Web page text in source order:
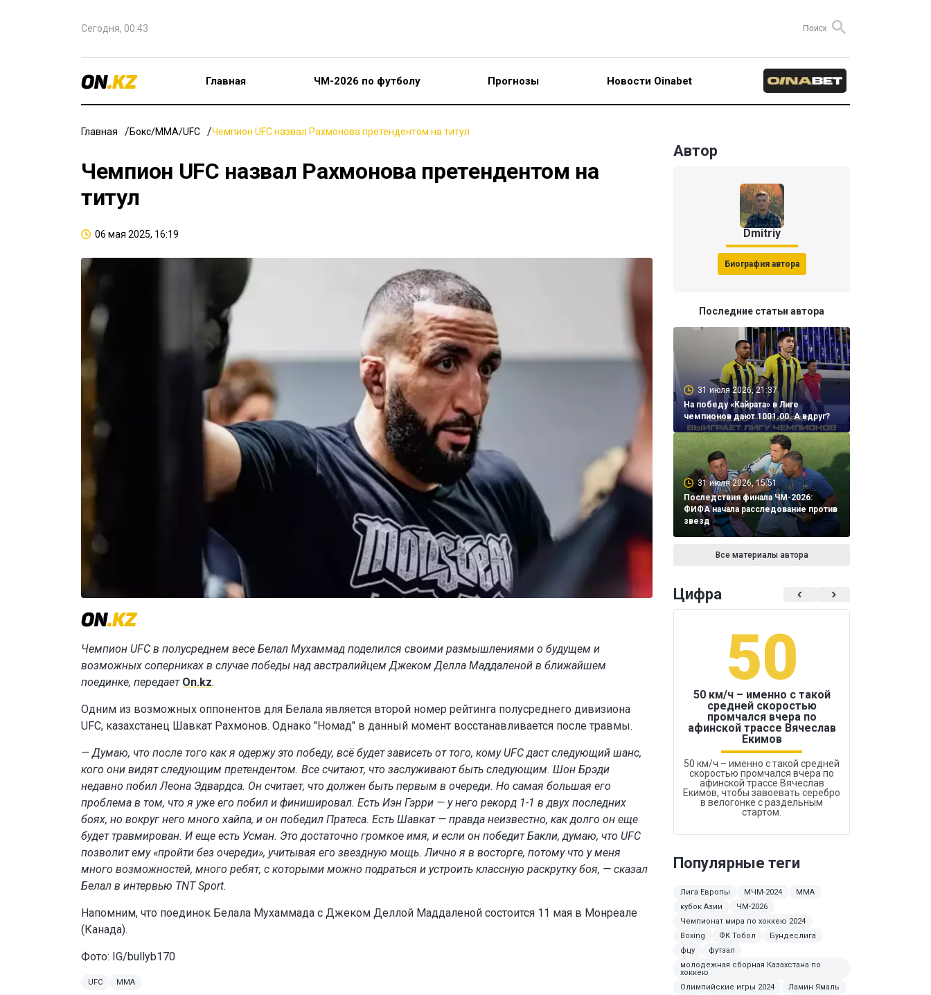
Сегодня, 00:43
Главная ЧМ-2026 по футболу Прогнозы Новости Oinabet
Главная Бокс/ММА/UFC Чемпион UFC назвал Рахмонова претендентом на титул
Чемпион UFC назвал Рахмонова претендентом на
титул
06 мая 2025, 16:19
Чемпион UFC в полусреднем весе Белал Мухаммад поделился своими размышлениями о будущем и
возможных соперниках в случае победы над австралийцем Джеком Делла Маддаленой в ближайшем
поединке, передает On.kz.
Одним из возможных оппонентов для Белала является второй номер рейтинга полусреднего дивизиона
UFC, казахстанец Шавкат Рахмонов. Однако "Номад" в данный момент восстанавливается после травмы.
— Думаю, что после того как я одержу это победу, всё будет зависеть от того, кому UFC даст следующий шанс,
кого они видят следующим претендентом. Все считают, что заслуживают быть следующим. Шон Брэди
недавно побил Леона Эдвардса. Он считает, что должен быть первым в очереди. Но самая большая его
проблема в том, что я уже его побил и финишировал. Есть Иэн Гэрри — у него рекорд 1-1 в двух последних
боях, но вокруг него много хайпа, и он победил Пратеса. Есть Шавкат — правда неизвестно, как долго он еще
будет травмирован. И еще есть Усман. Это достаточно громкое имя, и если он победит Бакли, думаю, что UFC
позволит ему «пройти без очереди», учитывая его звездную мощь. Лично я в восторге, потому что у меня
много возможностей, много ребят, с которыми можно подраться и устроить классную раскрутку боя, — сказал
Белал в интервью TNT Sport.
Напомним, что поединок Белала Мухаммада с Джеком Деллой Маддаленой состоится 11 мая в Монреале
(Канада).
Фото: IG/bullyb170
UFC MMA
Автор
Dmitriy
Биография автора
Последние статьи автора
31 июля 2026, 21:37
На победу «Кайрата» в Лиге
чемпионов дают 1001.00. А вдруг?
31 июля 2026, 15:51
Последствия финала ЧМ-2026:
ФИФА начала расследование против
звезд
Все материалы автора
Цифра
50
50 км/ч – именно с такой
средней скоростью
промчался вчера по
афинской трассе Вячеслав
Екимов
50 км/ч – именно с такой средней
скоростью промчался вчера по
афинской трассе Вячеслав
Екимов, чтобы завоевать серебро
в велогонке с раздельным
стартом.
Популярные теги
Лига Европы МЧМ-2024
ММА
кубок Азии
ЧМ-2026
Чемпионат мира по хоккею 2024
Boxing
ФК Тобол
Бундеслига
фцу
футзал
молодежная сборная Казахстана по
хоккею
Олимпийские игры 2024
Ламин Ямаль